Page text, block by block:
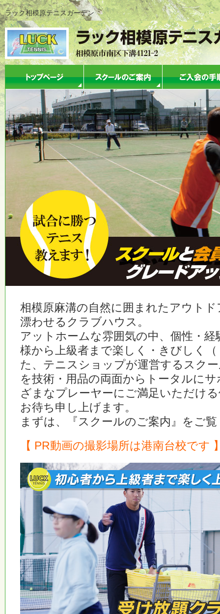
ラック相模原テニスガーデン
相模原麻溝の自然に囲まれたアウト
漂わせるクラブハウス。
アットホームな雰囲気の中、個性・
様から上級者まで楽しく・きびしく
た、テニスショップが運営するスク
を技術・用品の両面からトータルに
ざまなプレーヤーにご満足いただけ
お待ち申し上げます。
まずは、『スクールのご案内』をご
【 PR動画の撮影場所は港南台校です